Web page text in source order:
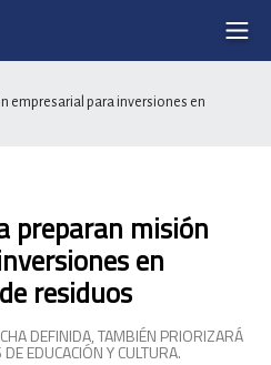
empresarial para inversiones en
preparan misión
en
residuos
DEFINIDA, TAMBIÉN PRIORIZARÁ
EDUCACIÓN Y CULTURA.